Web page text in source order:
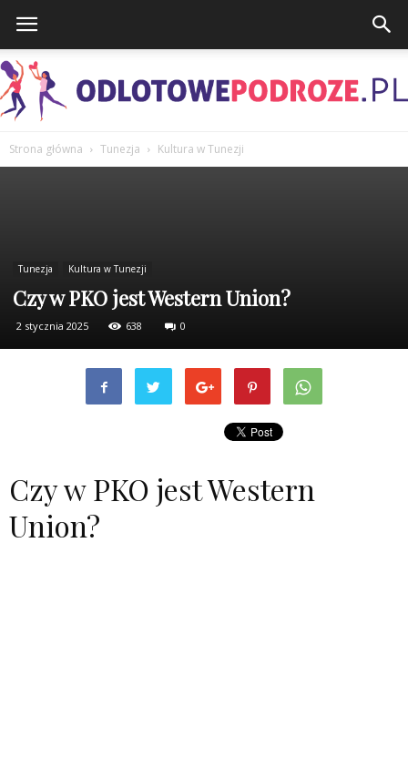
Strona główna Tunezja Kultura w Tunezji
Tunezja Kultura w Tunezji
Czy w PKO jest Western Union?
2 stycznia 2025 638 0
Czy w PKO jest Western
Union?